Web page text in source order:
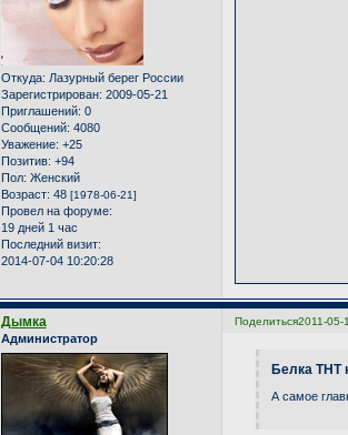
Откуда: Лазурный берег России
Зарегистрирован: 2009-05-21
Приглашений: 0
Сообщений: 4080
Уважение: +25
Позитив: +94
Пол: Женский
Возраст: 48 [1978-06-21]
Провел на форуме:
19 дней 1 час
Последний визит:
2014-07-04 10:20:28
Поделиться2011-05-
Дымка
Администратор
Белка ТНТ
А самое